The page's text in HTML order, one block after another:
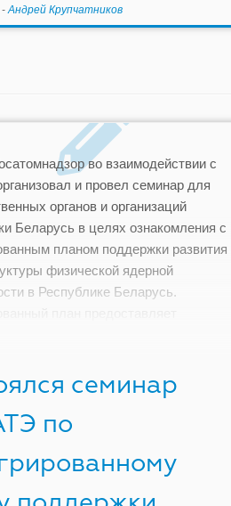
-Андрей Крупчатников
во взаимодействии с
и провел семинар для
органов и организаций
Беларусь в целях ознакомления с
планом поддержки развития
физической ядерной
в Республике Беларусь.
ядерной безопасности и […]
семинар
по